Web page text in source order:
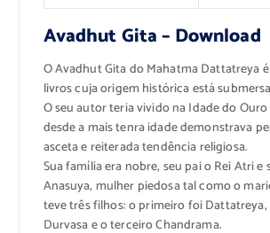
Avadhut Gita – Download
O Avadhut Gita do Mahatma Dattatreya
livros cuja origem histórica está
O seu autor teria vivido na Idade do
desde a mais tenra idade demonstrava
asceta e reiterada tendência religiosa.
Sua família era nobre, seu pai o Rei Atri e
Anasuya, mulher piedosa tal como o
teve três filhos: o primeiro foi
Durvasa e o terceiro Chandrama.